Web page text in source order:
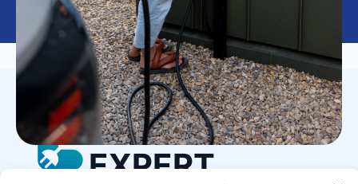
LAADPAAL
EXPERT